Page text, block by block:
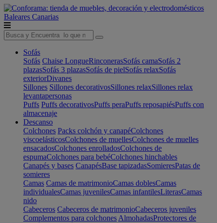
Baleares Canarias
Sofás
Sofás Chaise LongueRinconerasSofás camaSofás 2
plazasSofás 3 plazasSofás de pielSofás relaxSofás
exteriorDivanes
Sillones Sillones decorativosSillones relaxSillones relax
levantapersonas
Puffs Puffs decorativosPuffs peraPuffs reposapiésPuffs con
almacenaje
Descanso
Colchones Packs colchón y canapéColchones
viscoelásticosColchones de muellesColchones de muelles
ensacadosColchones enrolladosColchones de
espumaColchones para bebéColchones hinchables
Canapés y bases CanapésBase tapizadasSomieresPatas de
somieres
Camas Camas de matrimonioCamas doblesCamas
individualesCamas juvenilesCamas infantilesLiterasCamas
nido
Cabeceros Cabeceros de matrimonioCabeceros juveniles
Complementos para colchones AlmohadasProtectores de